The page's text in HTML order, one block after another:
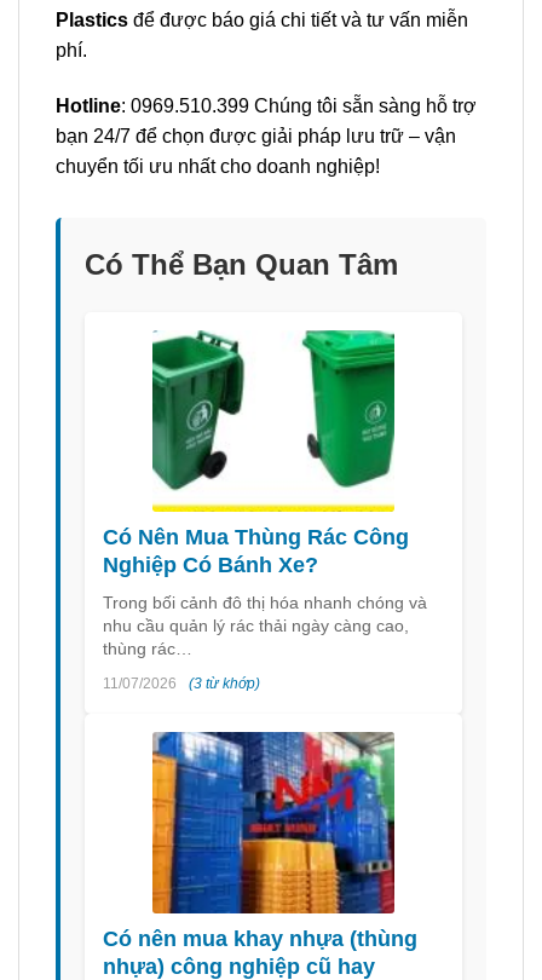
Plastics để được báo giá chi tiết và tư vấn miễn
phí.
Hotline: 0969.510.399 Chúng tôi sẵn sàng hỗ trợ
bạn 24/7 để chọn được giải pháp lưu trữ – vận
chuyển tối ưu nhất cho doanh nghiệp!
Có Thể Bạn Quan Tâm
Có Nên Mua Thùng Rác Công
Nghiệp Có Bánh Xe?
Trong bối cảnh đô thị hóa nhanh chóng và
nhu cầu quản lý rác thải ngày càng cao,
thùng rác…
11/07/2026 (3 từ khớp)
Có nên mua khay nhựa (thùng
nhựa) công nghiệp cũ hay